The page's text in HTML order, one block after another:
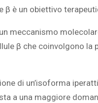
β è un obiettivo
meccanismo
β che coinvolgono la
di un’isoforma
a una maggiore
LE MELODIE